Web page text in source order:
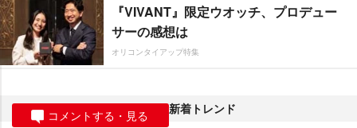
『VIVANT』限定ウオッチ、プロデュー
サーの感想は
オリコンタイアップ特集
コメントする・見る 新着トレンド